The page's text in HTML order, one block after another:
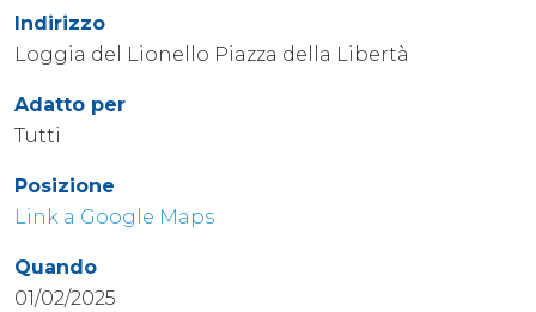
Indirizzo
Loggia del Lionello Piazza della Libertà
Adatto per
Tutti
Posizione
Link a Google Maps
Quando
01/02/2025